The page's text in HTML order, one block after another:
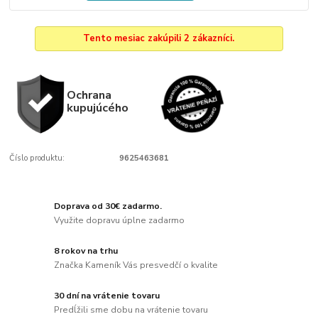
Tento mesiac zakúpili 2 zákazníci.
Ochrana
kupujúcého
Číslo produktu: 9625463681
Doprava od 30€ zadarmo.
Využite dopravu úplne zadarmo
8 rokov na trhu
Značka Kameník Vás presvedčí o kvalite
30 dní na vrátenie tovaru
Predĺžili sme dobu na vrátenie tovaru